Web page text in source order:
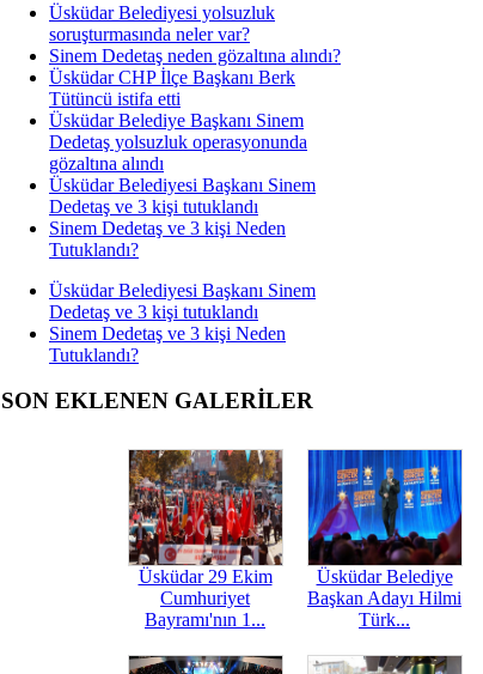
Üsküdar Belediyesi yolsuzluk
soruşturmasında neler var?
Sinem Dedetaş neden gözaltına alındı?
Üsküdar CHP İlçe Başkanı Berk
Tütüncü istifa etti
Üsküdar Belediye Başkanı Sinem
Dedetaş yolsuzluk operasyonunda
gözaltına alındı
Üsküdar Belediyesi Başkanı Sinem
Dedetaş ve 3 kişi tutuklandı
Sinem Dedetaş ve 3 kişi Neden
Tutuklandı?
Üsküdar Belediyesi Başkanı Sinem
Dedetaş ve 3 kişi tutuklandı
Sinem Dedetaş ve 3 kişi Neden
Tutuklandı?
SON EKLENEN GALERİLER
Üsküdar 29 Ekim
Cumhuriyet
Bayramı'nın 1...
Üsküdar Belediye
Başkan Adayı Hilmi
Türk...